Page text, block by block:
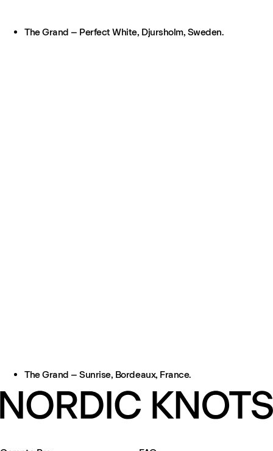
The Grand – Perfect White, Djursholm, Sweden.
The Grand – Sunrise, Bordeaux, France.